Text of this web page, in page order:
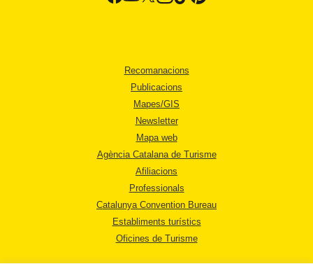
Recomanacions
Publicacions
Mapes/GIS
Newsletter
Mapa web
Agència Catalana de Turisme
Afiliacions
Professionals
Catalunya Convention Bureau
Establiments turístics
Oficines de Turisme